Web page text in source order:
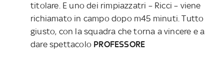
titolare. E uno dei rimpiazzatri – Ricci – viene
richiamato in campo dopo m45 minuti. Tutto
giusto, con la squadra che torna a vincere e a
dare spettacolo PROFESSORE